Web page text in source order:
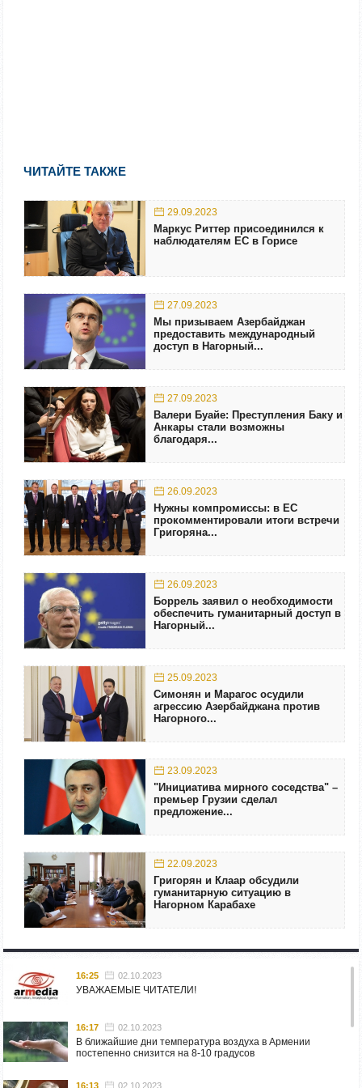
ЧИТАЙТЕ ТАКЖЕ
29.09.2023
Маркус Риттер присоединился к
наблюдателям ЕС в Горисе
27.09.2023
Мы призываем Азербайджан
предоставить международный
доступ в Нагорный...
27.09.2023
Валери Буайе: Преступления Баку и
Анкары стали возможны
благодаря...
26.09.2023
Нужны компромиссы: в ЕС
прокомментировали итоги встречи
Григоряна...
26.09.2023
Боррель заявил о необходимости
обеспечить гуманитарный доступ в
Нагорный...
25.09.2023
Симонян и Марагос осудили
агрессию Азербайджана против
Нагорного...
23.09.2023
"Инициатива мирного соседства" –
премьер Грузии сделал
предложение...
22.09.2023
Григорян и Клаар обсудили
гуманитарную ситуацию в
Нагорном Карабахе
16:25 02.10.2023
УВАЖАЕМЫЕ ЧИТАТЕЛИ!
16:17 02.10.2023
В ближайшие дни температура воздуха в Армении
постепенно снизится на 8-10 градусов
16:13 02.10.2023